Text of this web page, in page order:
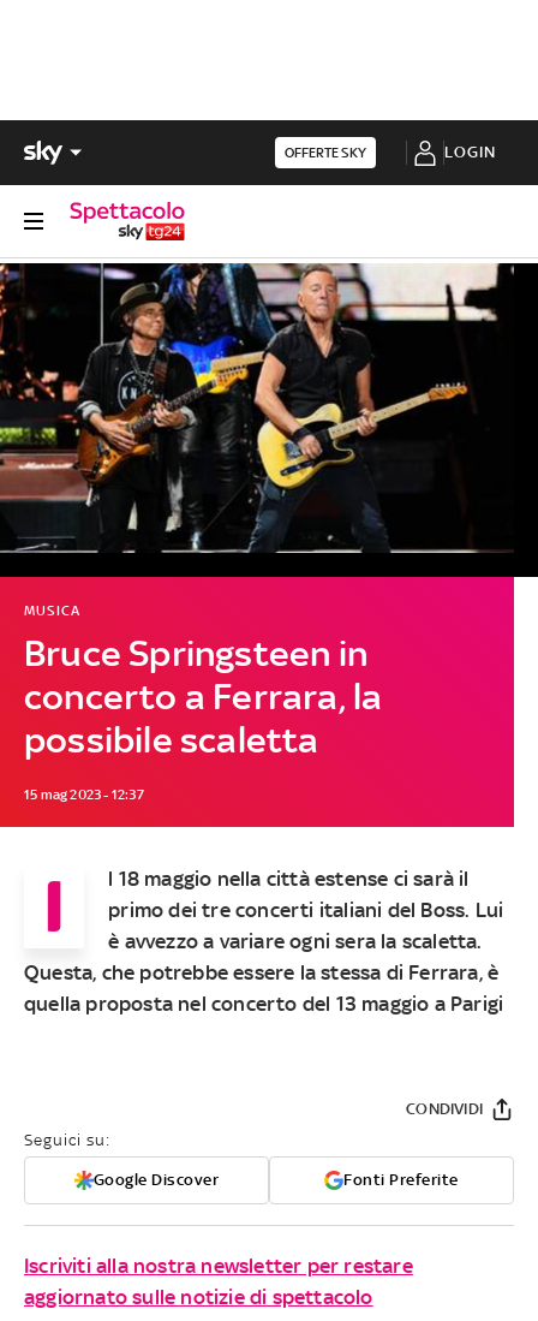
OFFERTE SKY LOGIN
Bruce Springsteen in
concerto a Ferrara, la
possibile scaletta
MUSICA
15 mag 2023 - 12:37
I
l 18 maggio nella città estense ci sarà il
primo dei tre concerti italiani del Boss. Lui
è avvezzo a variare ogni sera la scaletta.
Questa, che potrebbe essere la stessa di Ferrara, è
quella proposta nel concerto del 13 maggio a Parigi
Seguici su:
Google Discover Fonti Preferite
CONDIVIDI
Iscriviti alla nostra newsletter per restare
aggiornato sulle notizie di spettacolo